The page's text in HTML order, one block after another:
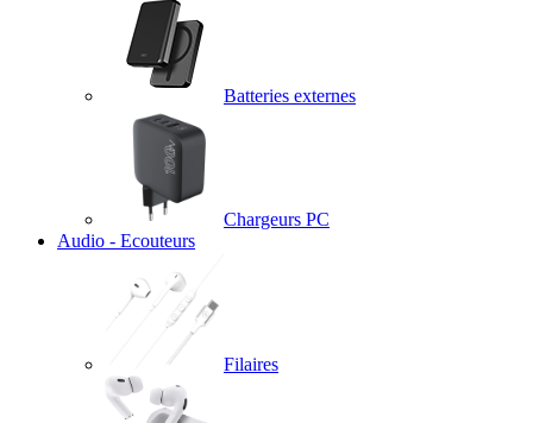
Batteries externes
Chargeurs PC
Audio - Ecouteurs
Filaires